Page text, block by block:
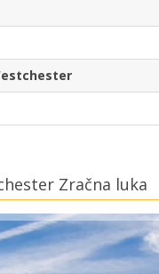
Zračna luka